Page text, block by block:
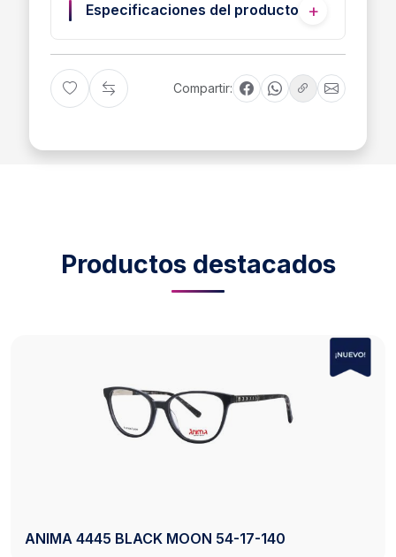
Especificaciones del producto
Compartir:
Productos destacados
54-17-140 AXESS 2742